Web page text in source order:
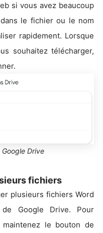
si vous avez beaucoup
le fichier ou le nom
rapidement. Lorsque
souhaitez télécharger,
Drive
fichiers
plusieurs fichiers Word
Google Drive. Pour
le bouton de